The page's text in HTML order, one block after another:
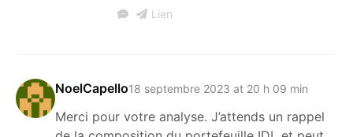
Lien
NoelCapello18 septembre 2023 at 20 h 09 min
Merci pour votre analyse. J’attends un rappel